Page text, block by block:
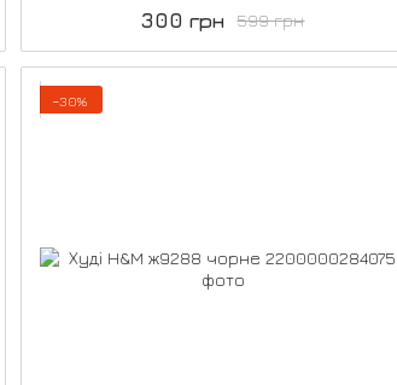
599 грн
300 грн
−30%